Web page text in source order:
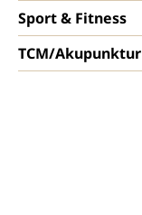
Sport & Fitness
TCM/Akupunktur